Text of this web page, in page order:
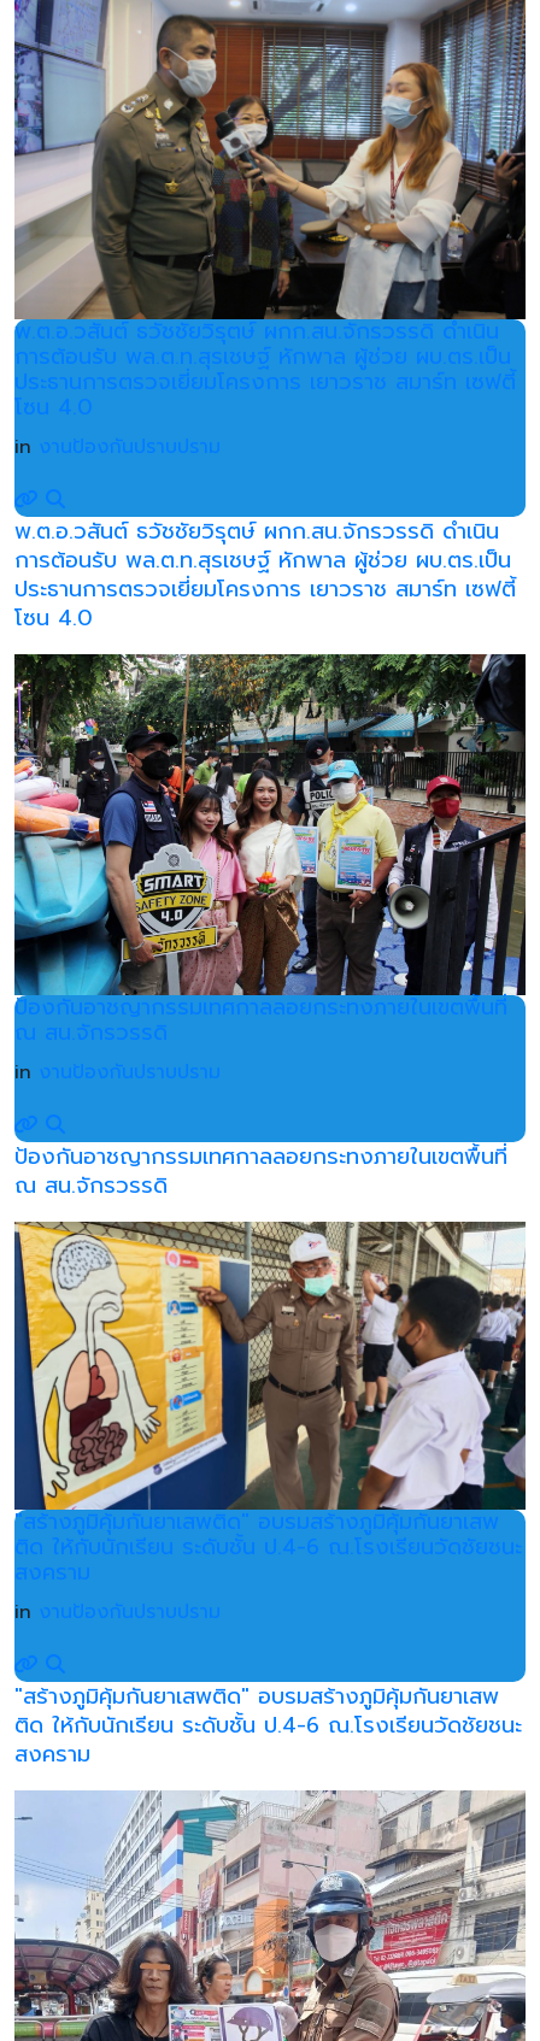
พ.ต.อ.วสันต์ ธวัชชัยวิรุตษ์ ผกก.สน.จักรวรรดิ ดำเนิน
การต้อนรับ พล.ต.ท.สุรเชษฐ์ หักพาล ผู้ช่วย ผบ.ตร.เป็น
ประธานการตรวจเยี่ยมโครงการ เยาวราช สมาร์ท เซฟตี้
โซน 4.0
in งานป้องกันปราบปราม
พ.ต.อ.วสันต์ ธวัชชัยวิรุตษ์ ผกก.สน.จักรวรรดิ ดำเนิน
การต้อนรับ พล.ต.ท.สุรเชษฐ์ หักพาล ผู้ช่วย ผบ.ตร.เป็น
ประธานการตรวจเยี่ยมโครงการ เยาวราช สมาร์ท เซฟตี้
โซน 4.0
ป้องกันอาชญากรรมเทศกาลลอยกระทงภายในเขตพื้นที่
ณ สน.จักรวรรดิ
in งานป้องกันปราบปราม
ป้องกันอาชญากรรมเทศกาลลอยกระทงภายในเขตพื้นที่
ณ สน.จักรวรรดิ
"สร้างภูมิคุ้มกันยาเสพติด" อบรมสร้างภูมิคุ้มกันยาเสพ
ติด ให้กับนักเรียน ระดับชั้น ป.4-6 ณ.โรงเรียนวัดชัยชนะ
สงคราม
in งานป้องกันปราบปราม
"สร้างภูมิคุ้มกันยาเสพติด" อบรมสร้างภูมิคุ้มกันยาเสพ
ติด ให้กับนักเรียน ระดับชั้น ป.4-6 ณ.โรงเรียนวัดชัยชนะ
สงคราม